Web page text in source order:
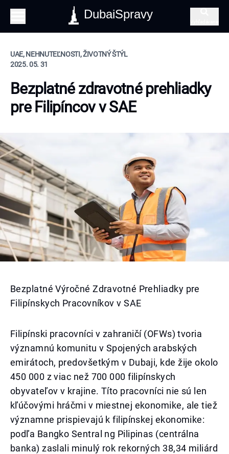
DubaiSpravy
UAE, NEHNUTEĽNOSTI, ŽIVOTNÝ ŠTÝL
2025. 05. 31
Bezplatné zdravotné prehliadky
pre Filipíncov v SAE
Bezplatné Výročné Zdravotné Prehliadky pre
Filipínskych Pracovníkov v SAE
Filipínski pracovníci v zahraničí (OFWs) tvoria
významnú komunitu v Spojených arabských
emirátoch, predovšetkým v Dubaji, kde žije okolo
450 000 z viac než 700 000 filipínskych
obyvateľov v krajine. Títo pracovníci nie sú len
kľúčovými hráčmi v miestnej ekonomike, ale tiež
významne prispievajú k filipínskej ekonomike:
podľa Bangko Sentral ng Pilipinas (centrálna
banka) zaslali minulý rok rekorných 38,34 miliárd